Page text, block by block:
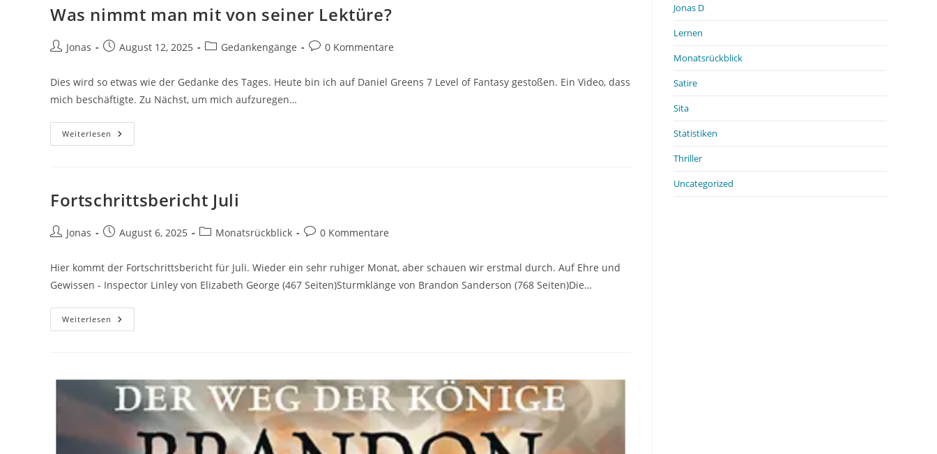
Was nimmt man mit von seiner Lektüre?
Jonas August 12, 2025 Gedankengänge 0 Kommentare
Dies wird so etwas wie der Gedanke des Tages. Heute bin ich auf Daniel Greens 7 Level of Fantasy gestoßen. Ein Video, dass
mich beschäftigte. Zu Nächst, um mich aufzuregen…
Weiterlesen
Fortschrittsbericht Juli
Jonas August 6, 2025 Monatsrückblick 0 Kommentare
Hier kommt der Fortschrittsbericht für Juli. Wieder ein sehr ruhiger Monat, aber schauen wir erstmal durch. Auf Ehre und
Gewissen - Inspector Linley von Elizabeth George (467 Seiten)Sturmklänge von Brandon Sanderson (768 Seiten)Die…
Weiterlesen
Jonas D
Lernen
Monatsrückblick
Satire
Sita
Statistiken
Thriller
Uncategorized